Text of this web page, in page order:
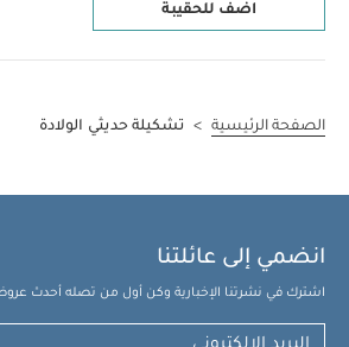
اضف للحقيبة
الصفحة الرئيسية > تشكيلة حديثي الولادة
انضمي إلى عائلتنا
اشترك في نشرتنا الإخبارية وكن أول من تصله أحدث